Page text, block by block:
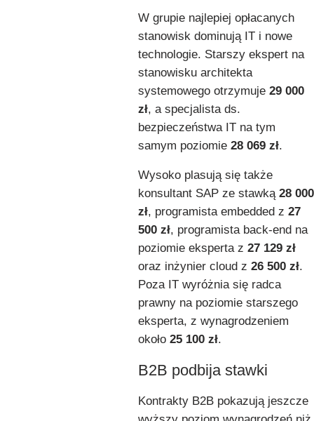
W grupie najlepiej opłacanych
stanowisk dominują IT i nowe
technologie. Starszy ekspert na
stanowisku architekta
systemowego otrzymuje 29 000
zł, a specjalista ds.
bezpieczeństwa IT na tym
samym poziomie 28 069 zł.
Wysoko plasują się także
konsultant SAP ze stawką 28 000
zł, programista embedded z 27
500 zł, programista back-end na
poziomie eksperta z 27 129 zł
oraz inżynier cloud z 26 500 zł.
Poza IT wyróżnia się radca
prawny na poziomie starszego
eksperta, z wynagrodzeniem
około 25 100 zł.
B2B podbija stawki
Kontrakty B2B pokazują jeszcze